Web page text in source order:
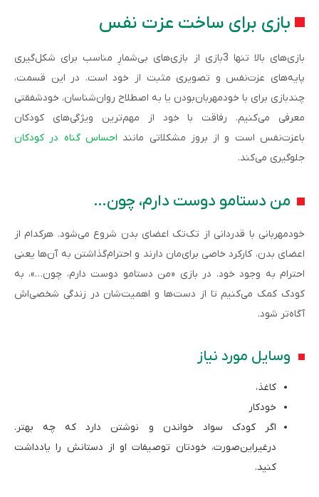
بازی برای ساخت عزت نفس
بازی‌های بالا تنها 3بازی از بازی‌های بی‌شمارِ مناسب برای شکل‌گیری
پایه‌های عزت‌نفس و تصویری مثبت از خود است. در این قسمت،
چندبازی برای با خودمهربان‌بودن یا به اصطلاح روان‌شناسان، خودشفقتی
معرفی می‌کنیم. رفاقت با خود از مهم‌ترین ویژگی‌های کودکان
باعزت‌نفس است و از بروز مشکلاتی مانند احساس گناه در کودکان
جلوگیری می‌کند.
من دستامو دوست دارم، چون…
خودمهربانی با قدردانی از تک‌تک اعضای بدن شروع می‌شود. هرکدام از
اعضای بدن‌، کارکرد خاصی برای‌مان دارند و احترام‌گذاشتن به آن‌ها یعنی
احترام به وجود خود. در بازی «من دستامو دوست دارم، چون…»، به
کودک کمک می‌کنیم تا از دست‌ها و اهمیت‌شان در زندگی شخصی‌اش
آگاه‌تر شود.
وسایل مورد نیاز
کاغذ،
خودکار
اگر کودک سواد خواندن و نوشتن دارد که چه بهتر.
درغیراین‌صورت، خودتان توصیفات او از دستانش را یادداشت
کنید.